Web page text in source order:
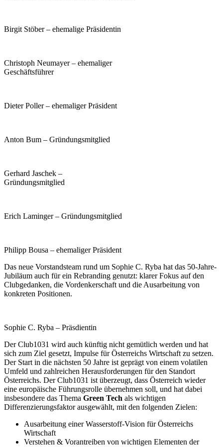
Birgit Stöber – ehemalige Präsidentin
Christoph Neumayer – ehemaliger
Geschäftsführer
Dieter Poller – ehemaliger Präsident
Anton Bum – Gründungsmitglied
Gerhard Jaschek –
Gründungsmitglied
Erich Laminger – Gründungsmitglied
Philipp Bousa – ehemaliger Präsident
Das neue Vorstandsteam rund um Sophie C. Ryba hat das 50-Jahre-
Jubiläum auch für ein Rebranding genutzt: klarer Fokus auf den
Clubgedanken, die Vordenkerschaft und die Ausarbeitung von
konkreten Positionen.
Sophie C. Ryba – Präsdientin
Der Club1031 wird auch künftig nicht gemütlich werden und hat
sich zum Ziel gesetzt, Impulse für Österreichs Wirtschaft zu setzen.
Der Start in die nächsten 50 Jahre ist geprägt von einem volatilen
Umfeld und zahlreichen Herausforderungen für den Standort
Österreichs. Der Club1031 ist überzeugt, dass Österreich wieder
eine europäische Führungsrolle übernehmen soll, und hat dabei
insbesondere das Thema Green Tech als wichtigen
Differenzierungsfaktor ausgewählt, mit den folgenden Zielen:
Ausarbeitung einer Wasserstoff-Vision für Österreichs
Wirtschaft
Verstehen & Vorantreiben von wichtigen Elementen der